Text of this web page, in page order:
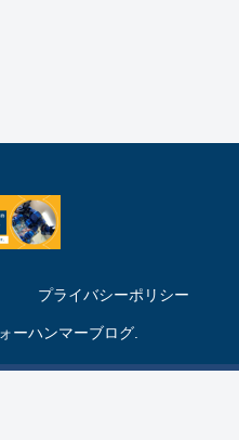
プライバシーポリシー
ーハンマーブログ.